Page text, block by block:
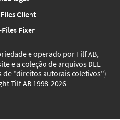
Client
Files Fixer
e operado por Tilf AB,
e a coleção de arquivos DLL
de "direitos autorais coletivos")
Tilf AB 1998-2026